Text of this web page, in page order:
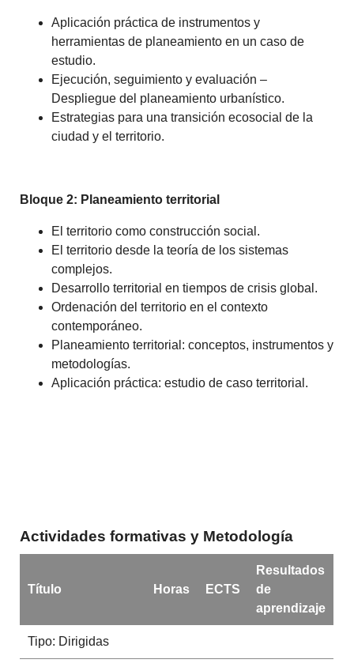
Aplicación práctica de instrumentos y
herramientas de planeamiento en un caso de
estudio.
Ejecución, seguimiento y evaluación –
Despliegue del planeamiento urbanístico.
Estrategias para una transición ecosocial de la
ciudad y el territorio.
Bloque 2: Planeamiento territorial
El territorio como construcción social.
El territorio desde la teoría de los sistemas
complejos.
Desarrollo territorial en tiempos de crisis global.
Ordenación del territorio en el contexto
contemporáneo.
Planeamiento territorial: conceptos, instrumentos y
metodologías.
Aplicación práctica: estudio de caso territorial.
Actividades formativas y Metodología
Título Horas ECTS
Resultados
de
aprendizaje
Tipo: Dirigidas